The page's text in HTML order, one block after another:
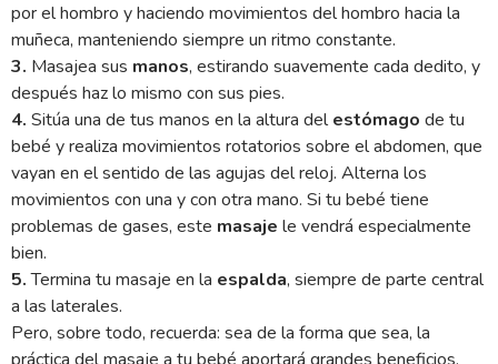
por el hombro y haciendo movimientos del hombro hacia la
muñeca, manteniendo siempre un ritmo constante.
3. Masajea sus manos, estirando suavemente cada dedito, y
después haz lo mismo con sus pies.
4. Sitúa una de tus manos en la altura delestómago de tu
bebé y realiza movimientos rotatorios sobre el abdomen, que
vayan en el sentido de las agujas del reloj. Alterna los
movimientos con una y con otra mano. Si tu bebé tiene
problemas de gases, este masaje le vendrá especialmente
bien.
5.Termina tu masaje en la espalda, siempre de parte central
a las laterales.
Pero, sobre todo, recuerda: sea de la forma que sea, la